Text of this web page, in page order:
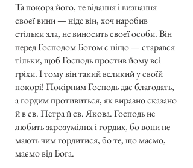
Та покора його, те відання і визнання
своєї вини — ніде він, хоч наробив
стільки зла, не виносить своєї особи. Він
перед Господом Богом є ніщо — старався
тільки, щоб Господь простив йому всі
гріхи. І тому він такий великий у своїй
покорі! Покірним Господь дає благодать,
а гордим противиться, як виразно сказано
й в св. Петра й св. Якова. Господь не
любить зарозумілих і гордих, бо вони не
мають чим гордитися, бо те, що маємо,
маємо від Бога.